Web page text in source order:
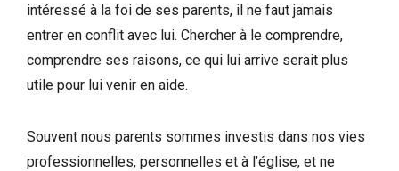
intéressé à la foi de ses parents, il ne faut jamais
entrer en conflit avec lui. Chercher à le comprendre,
comprendre ses raisons, ce qui lui arrive serait plus
utile pour lui venir en aide.
Souvent nous parents sommes investis dans nos vies
professionnelles, personnelles et à l’église, et ne